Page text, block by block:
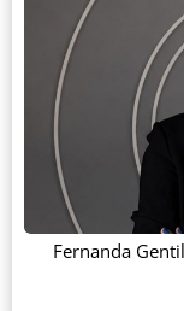
Fernanda